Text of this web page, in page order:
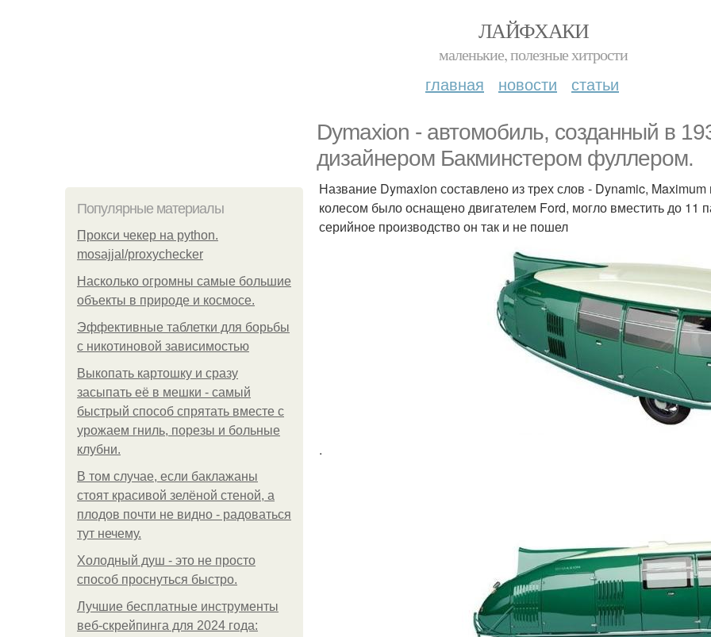
ЛАЙФХАКИ
маленькие, полезные хитрости
главная новости статьи
Dymaxion - автомобиль, созданный в
дизайнером Бакминстером фуллером.
Популярные материалы
Прокси чекер на python.
mosajjal/proxychecker
Насколько огромны самые большие
объекты в природе и космосе.
Эффективные таблетки для борьбы
с никотиновой зависимостью
Выкопать картошку и сразу
засыпать её в мешки - самый
быстрый способ спрятать вместе с
урожаем гниль, порезы и больные
клубни.
В том случае, если баклажаны
стоят красивой зелёной стеной, а
плодов почти не видно - радоваться
тут нечему.
Холодный душ - это не просто
способ проснуться быстро.
Лучшие бесплатные инструменты
веб-скрейпинга для 2024 года:
Название Dymaxion составлено из трех слов - Dynamic,
колесом было оснащено двигателем Ford, могло вместить до 11
серийное производство он так и не пошел
.